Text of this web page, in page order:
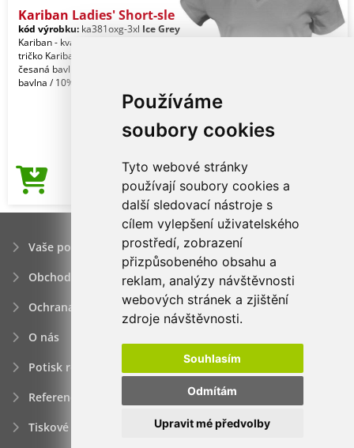
Používáme
soubory cookies
Tyto webové stránky
používají soubory cookies a
další sledovací nástroje s
cílem vylepšení uživatelského
prostředí, zobrazení
přizpůsobeného obsahu a
reklam, analýzy návštěvnosti
webových stránek a zjištění
zdroje návštěvnosti.
Souhlasím
Odmítám
Upravit mé předvolby
Kariban Ladies' Short-sle
kód výrobku: ka381oxg-3xl Ice Grey
Kariban - kvalitní značkové dámské
tričko Kariban 100% enzymem opraná
česaná bavlna (Oxfordská šedá: 90%
bavlna / 10% vi
Cena od126,71Kč
Vaše poptávka
Obchodní podmínky
Ochrana osobních údajú
O nás
Potisk reklamních předmětů
Reference
Tiskové zprávy